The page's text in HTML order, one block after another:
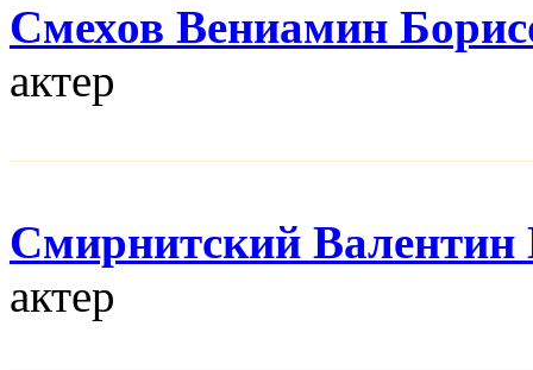
Смехов Вениамин
актер
Смирнитский Валентин
актер